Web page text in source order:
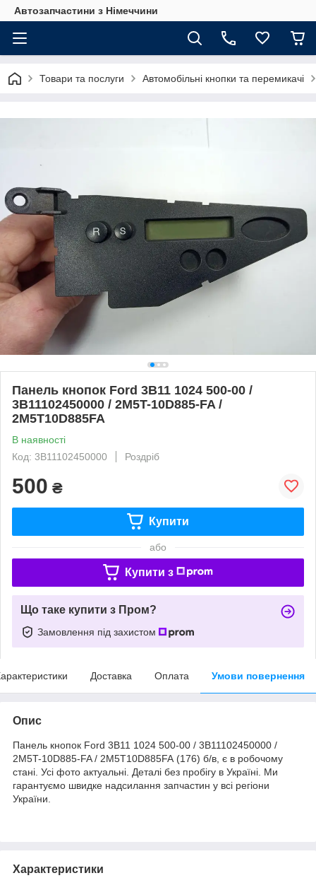
Автозапчастини з Німеччини
Товари та послуги Автомобільні кнопки та перемикачі
Панель кнопок Ford 3B11 1024 500-00 /
3B11102450000 / 2M5T-10D885-FA /
2M5T10D885FA
В наявності
Код: 3B11102450000
Роздріб
500 ₴
Купити
або
Купити з
Що таке купити з Пром?
Замовлення під захистом
Доставка Оплата Умови повернення
Опис
Панель кнопок Ford 3B11 1024 500-00 / 3B11102450000 /
2M5T-10D885-FA / 2M5T10D885FA (176) б/в, є в робочому
стані. Усі фото актуальні. Деталі без пробігу в Україні. Ми
гарантуємо швидке надсилання запчастин у всі регіони
України.
Характеристики